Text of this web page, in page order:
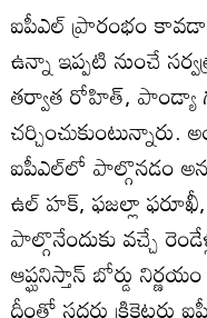
ఐపీఎల్ ప్రారంభం
ఉన్నా ఇప్పటి నుంచే
తర్వాత రోహిత్, పాండ్యా
చర్చించుకుంటున్నారు.
ఐపీఎల్‌లో పాల్గొనడం
ఉల్ హక్, ఫజల్లా
పాల్గొనేందుకు వచ్చే
ఆప్ఘనిస్తాన్ బోర్డు
దీంతో సదరు క్రికెటర్లు